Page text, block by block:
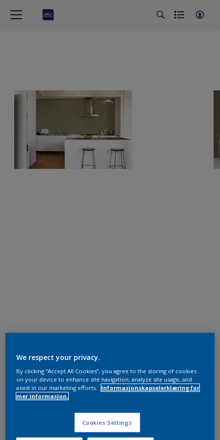
We respect your privacy.
By clicking “Accept All Cookies”, you agree to the storing of cookies
on your device to enhance site navigation, analyze site usage, and
assist in our marketing efforts.
Informasjonskapselerklæring for
mer informasjon.
Cookies Settings